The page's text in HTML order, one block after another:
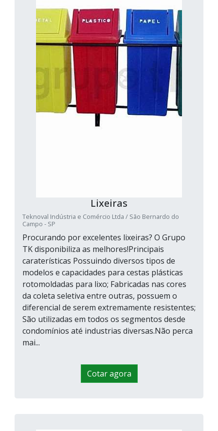
Lixeiras
Teknoval Indústria e Comércio Ltda / São Bernardo do
Campo - SP
Procurando por excelentes lixeiras? O Grupo
TK disponibiliza as melhores!Principais
caraterísticas Possuindo diversos tipos de
modelos e capacidades para cestas plásticas
rotomoldadas para lixo; Fabricadas nas cores
da coleta seletiva entre outras, possuem o
diferencial de serem extremamente resistentes;
São utilizadas em todos os segmentos desde
condomínios até industrias diversas.Não perca
mai...
Cotar agora